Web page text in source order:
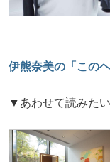
伊熊奈美の「この
▼あわせて読みた